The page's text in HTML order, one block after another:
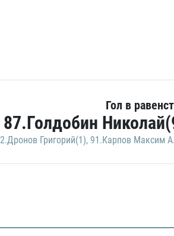
Гол в
87.Голдобин
2.Дронов Григорий(1), 91.Карпов Максим